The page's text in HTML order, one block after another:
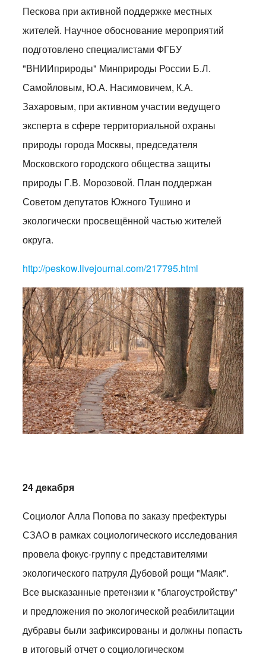
Пескова при активной поддержке местных
жителей. Научное обоснование мероприятий
подготовлено специалистами ФГБУ
"ВНИИприроды" Минприроды России Б.Л.
Самойловым, Ю.А. Насимовичем, К.А.
Захаровым, при активном участии ведущего
эксперта в сфере территориальной охраны
природы города Москвы, председателя
Московского городского общества защиты
природы Г.В. Морозовой. План поддержан
Советом депутатов Южного Тушино и
экологически просвещённой частью жителей
округа.
http://peskow.livejournal.com/217795.html
24 декабря
Социолог Алла Попова по заказу префектуры
СЗАО в рамках социологического исследования
провела фокус-группу с представителями
экологического патруля Дубовой рощи "Маяк".
Все высказанные претензии к "благоустройству"
и предложения по экологической реабилитации
дубравы были зафиксированы и должны попасть
в итоговый отчет о социологическом